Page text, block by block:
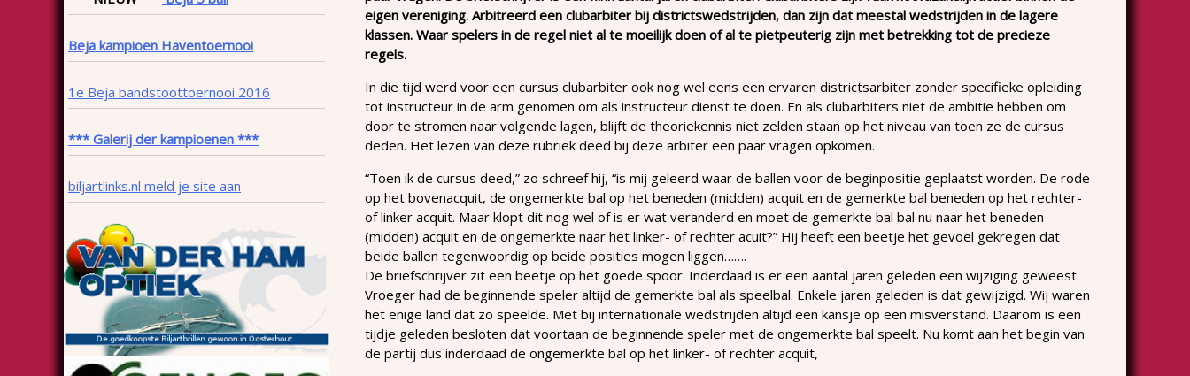
eigen vereniging. Arbitreerd een clubarbiter bij districtswedstrijden, dan zijn dat meestal wedstrijden in de lagere
klassen. Waar spelers in de regel niet al te moeilijk doen of al te pietpeuterig zijn met betrekking tot de precieze
regels.
In die tijd werd voor een cursus clubarbiter ook nog wel eens een ervaren districtsarbiter zonder specifieke opleiding
tot instructeur in de arm genomen om als instructeur dienst te doen. En als clubarbiters niet de ambitie hebben om
door te stromen naar volgende lagen, blijft de theoriekennis niet zelden staan op het niveau van toen ze de cursus
deden. Het lezen van deze rubriek deed bij deze arbiter een paar vragen opkomen.
“Toen ik de cursus deed,” zo schreef hij, “is mij geleerd waar de ballen voor de beginpositie geplaatst worden. De rode
op het bovenacquit, de ongemerkte bal op het beneden (midden) acquit en de gemerkte bal beneden op het rechter-
of linker acquit. Maar klopt dit nog wel of is er wat veranderd en moet de gemerkte bal bal nu naar het beneden
(midden) acquit en de ongemerkte naar het linker- of rechter acuit?” Hij heeft een beetje het gevoel gekregen dat
beide ballen tegenwoordig op beide posities mogen liggen…….
De briefschrijver zit een beetje op het goede spoor. Inderdaad is er een aantal jaren geleden een wijziging geweest.
Vroeger had de beginnende speler altijd de gemerkte bal als speelbal. Enkele jaren geleden is dat gewijzigd. Wij waren
het enige land dat zo speelde. Met bij internationale wedstrijden altijd een kansje op een misverstand. Daarom is een
tijdje geleden besloten dat voortaan de beginnende speler met de ongemerkte bal speelt. Nu komt aan het begin van
de partij dus inderdaad de ongemerkte bal op het linker- of rechter acquit,
Beja kampioen Haventoernooi
1e Beja bandstoottoernooi 2016
*** Galerij der kampioenen ***
biljartlinks.nl meld je site aan